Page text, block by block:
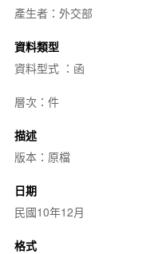
產生者：外交部
資料類型
資料型式 ：函
層次：件
描述
版本：原檔
日期
民國10年12月
格式